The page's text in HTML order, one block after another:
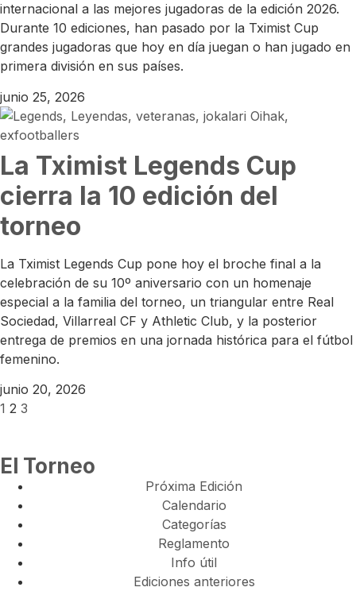
internacional a las mejores jugadoras de la edición 2026.
Durante 10 ediciones, han pasado por la Tximist Cup
grandes jugadoras que hoy en día juegan o han jugado en
primera división en sus países.
junio 25, 2026
La Tximist Legends Cup
cierra la 10 edición del
torneo
La Tximist Legends Cup pone hoy el broche final a la
celebración de su 10º aniversario con un homenaje
especial a la familia del torneo, un triangular entre Real
Sociedad, Villarreal CF y Athletic Club, y la posterior
entrega de premios en una jornada histórica para el fútbol
femenino.
junio 20, 2026
1 2 3
El Torneo
Próxima Edición
Calendario
Categorías
Reglamento
Info útil
Ediciones anteriores